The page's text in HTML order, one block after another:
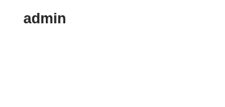
admin